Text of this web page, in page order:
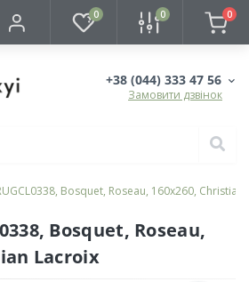
0 0 0
+38 (044) 333 47 56
Замовити дзвінок
Bosquet, Roseau, 160х260, Christian
Bosquet, Roseau,
Lacroix